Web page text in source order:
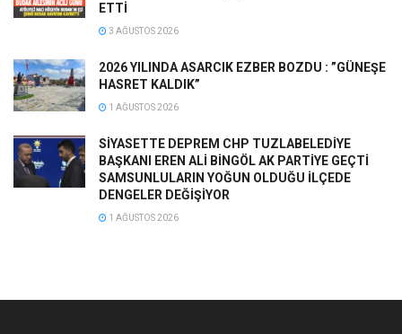
ETTİ
3 AĞUSTOS 2026
2026 YILINDA ASARCIK EZBER BOZDU : ”GÜNEŞE
HASRET KALDIK”
1 AĞUSTOS 2026
SİYASETTE DEPREM CHP TUZLABELEDİYE
BAŞKANI EREN ALİ BİNGÖL AK PARTİYE GEÇTİ
SAMSUNLULARIN YOĞUN OLDUĞU İLÇEDE
DENGELER DEĞİŞİYOR
1 AĞUSTOS 2026